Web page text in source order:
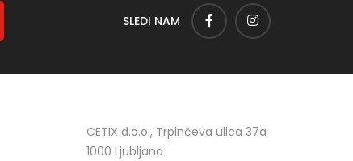
SLEDI NAM
CETIX d.o.o., Trpinčeva ulica 37a
1000 Ljubljana